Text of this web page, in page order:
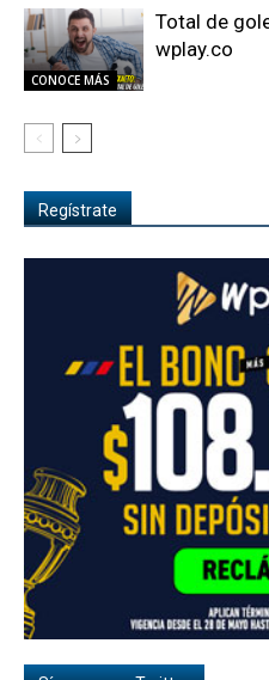
CONOCE MÁS
Total de
wplay.co
Regístrate